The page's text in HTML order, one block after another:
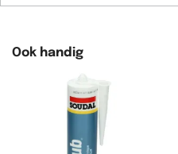
Ook handig